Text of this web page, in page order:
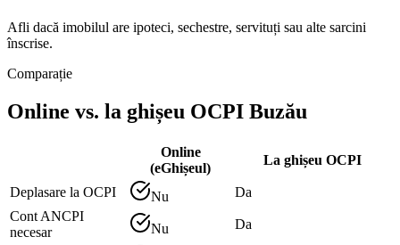
Afli dacă imobilul are ipoteci, sechestre, servituți sau alte sarcini
înscrise.
Comparație
Online vs. la ghișeu OCPI Buzău
Online
(eGhișeul)
La ghișeu OCPI
Deplasare la OCPI Nu
Da
Cont ANCPI
necesar
Nu Da